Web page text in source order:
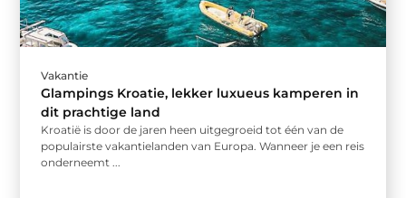
Vakantie
Glampings Kroatie, lekker luxueus kamperen in
dit prachtige land
Kroatië is door de jaren heen uitgegroeid tot één van de
populairste vakantielanden van Europa. Wanneer je een reis
onderneemt ...